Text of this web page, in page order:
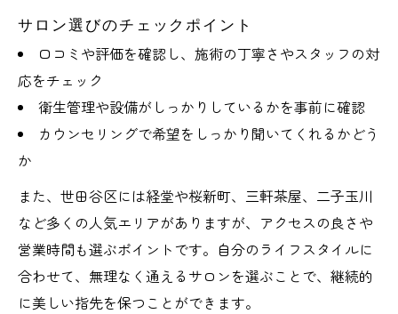
サロン選びのチェックポイント
口コミや評価を確認し、施術の丁寧さやスタッフの対
応をチェック
衛生管理や設備がしっかりしているかを事前に確認
カウンセリングで希望をしっかり聞いてくれるかどう
か
また、世田谷区には経堂や桜新町、三軒茶屋、二子玉川
など多くの人気エリアがありますが、アクセスの良さや
営業時間も選ぶポイントです。自分のライフスタイルに
合わせて、無理なく通えるサロンを選ぶことで、継続的
に美しい指先を保つことができます。